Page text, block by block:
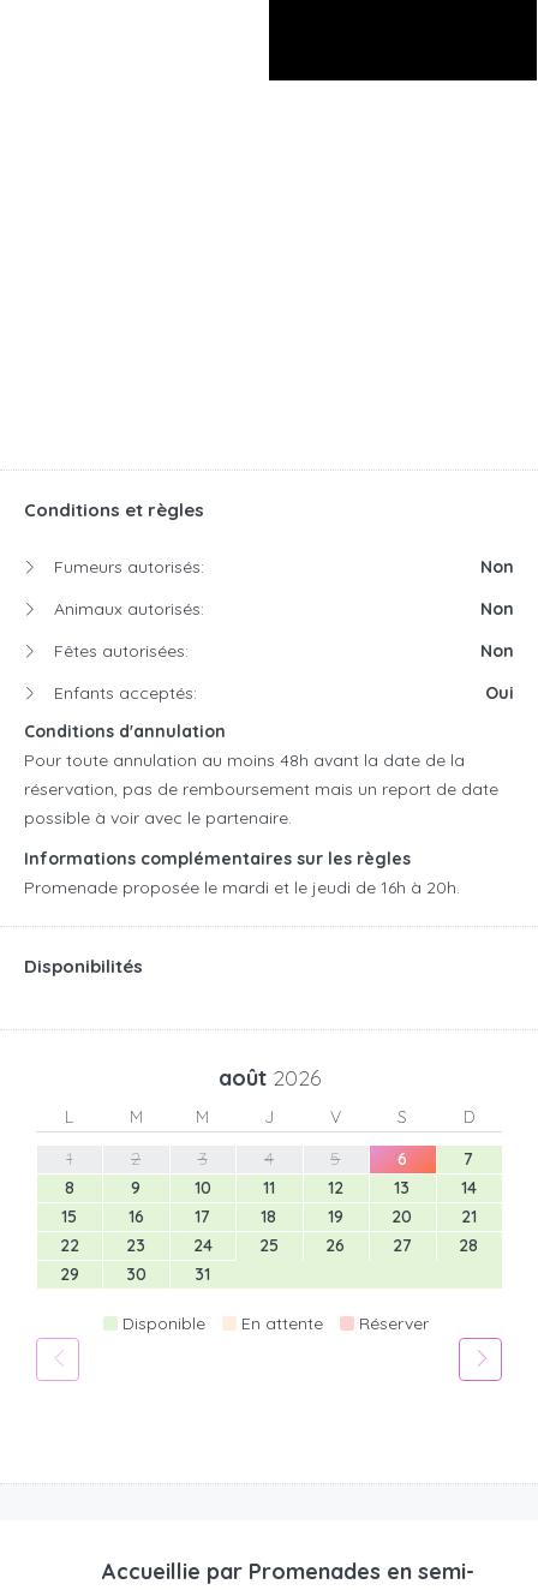
Conditions et règles
Fumeurs autorisés:
Non
Animaux autorisés:
Non
Fêtes autorisées:
Non
Enfants acceptés:
Oui
Conditions d'annulation
Pour toute annulation au moins 48h avant la date de la
réservation, pas de remboursement mais un report de date
possible à voir avec le partenaire.
Informations complémentaires sur les règles
Promenade proposée le mardi et le jeudi de 16h à 20h.
Disponibilités
août 2026
L M M J V S
D
1
2 3 4 5 6
7
8
9 10 11 12 13
14
15
16 17 18 19 20
21
22
23 24 25 26 27
28
29
30 31
Disponible En attente Réserver
Accueillie par Promenades en semi-